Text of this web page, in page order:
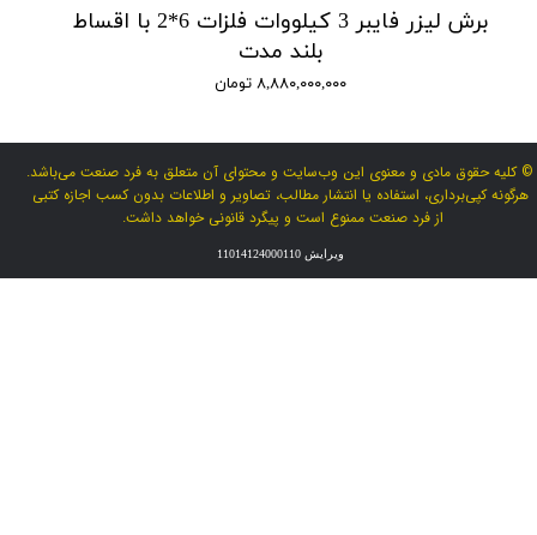
برش لیزر فایبر 3 کیلووات فلزات 6*2 با اقساط
بلند مدت
۸,۸۸۰,۰۰۰,۰۰۰ تومان
© کلیه حقوق مادی و معنوی این وب‌سایت و محتوای آن متعلق به فرد صنعت می‌باشد.
هرگونه کپی‌برداری، استفاده یا انتشار مطالب، تصاویر و اطلاعات بدون کسب اجازه کتبی
از فرد صنعت ممنوع است و پیگرد قانونی خواهد داشت.
ویرایش 11014124000110